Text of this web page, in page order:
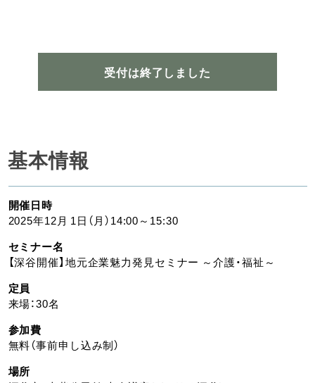
受付は終了しました
基本情報
開催日時
2025年12月 1日（月）14:00～15:30
セミナー名
【深谷開催】地元企業魅力発見セミナー ～介護・福祉～
定員
来場：30名
参加費
無料（事前申し込み制）
場所